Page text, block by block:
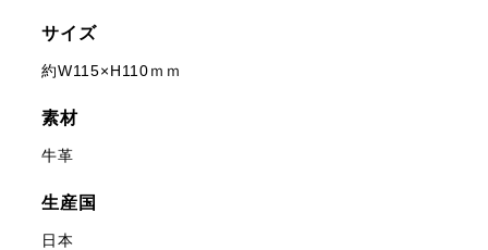
サイズ
約W115×H110ｍｍ
素材
牛革
生産国
日本